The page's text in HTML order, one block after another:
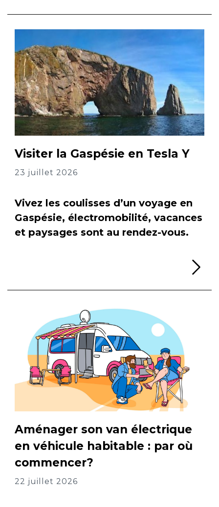
Visiter la Gaspésie en Tesla Y
23 juillet 2026
Vivez les coulisses d’un voyage en
Gaspésie, électromobilité, vacances
et paysages sont au rendez-vous.
Aménager son van électrique
en véhicule habitable : par où
commencer?
22 juillet 2026